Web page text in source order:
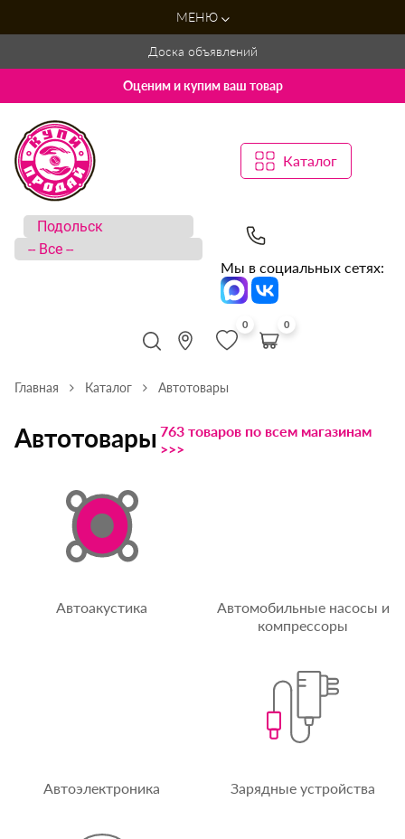
МЕНЮ
Доска объявлений
Оценим и купим ваш товар
Каталог
Мы в социальных сетях:
0 0
Главная Каталог Автотовары
Автотовары 763 товаров по всем магазинам
>>>
Автоакустика
Автомобильные насосы и
компрессоры
Автоэлектроника Зарядные устройства